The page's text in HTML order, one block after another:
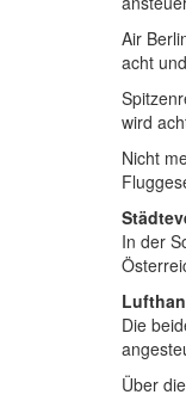
Air
acht
wird
Nicht
In der
Die
Über